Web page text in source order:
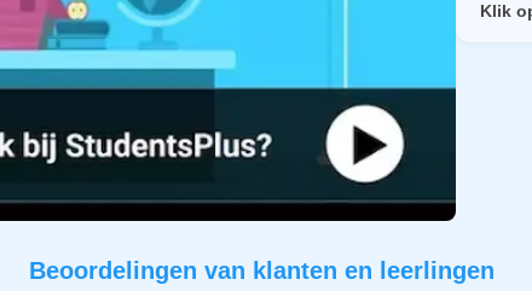
Klik
Beoordelingen van klanten en leerlingen